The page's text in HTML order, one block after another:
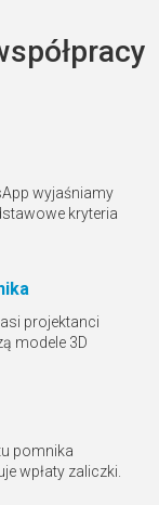
wyjaśniamy
kryteria
projektanci
modele 3D
pomnika
wpłaty zaliczki.